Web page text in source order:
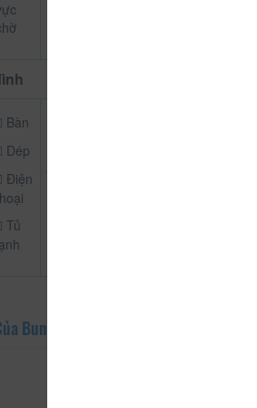
Bàn
Dép
Điện
Tủ
1.000.000
Bunk Hostel